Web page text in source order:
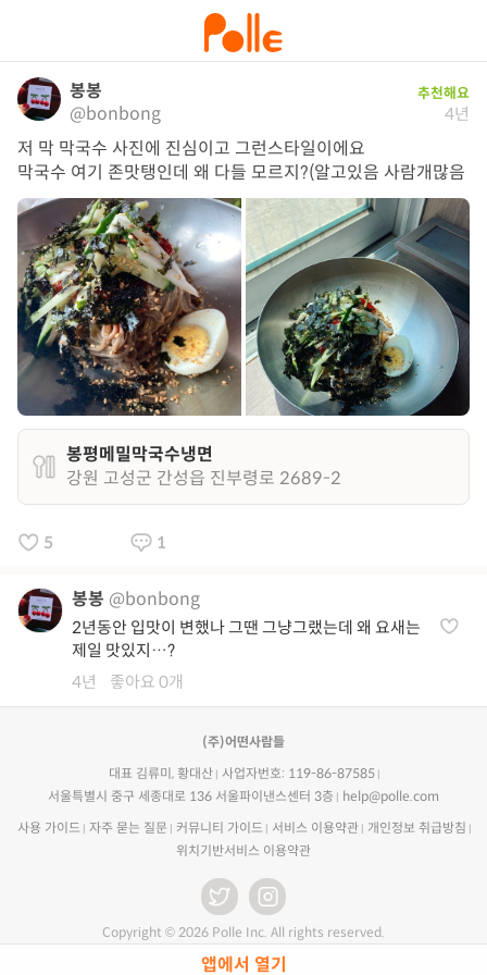
앱에서 열기
봉봉
@bonbong
추천해요
4년
저 막 막국수 사진에 진심이고 그런스타일이에요
막국수 여기 존맛탱인데 왜 다들 모르지?(알고있음 사람개많음
봉평메밀막국수냉면
강원 고성군 간성읍 진부령로 2689-2
5 1
봉봉 @bonbong
2년동안 입맛이 변했나 그땐 그냥그랬는데 왜 요새는
제일 맛있지…?
4년
좋아요 0개
(주)어떤사람들
대표 김류미, 황대산
사업자번호: 119-86-87585
서울특별시 중구 세종대로 136 서울파이낸스센터 3층
help@polle.com
사용 가이드 자주 묻는 질문 커뮤니티 가이드 서비스 이용약관
개인정보 취급방침
위치기반서비스 이용약관
Copyright © 2026 Polle Inc. All rights reserved.